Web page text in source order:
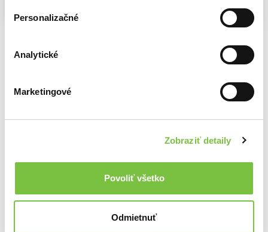
Personalizačné
Analytické
Marketingové
Zobraziť detaily
Povoliť všetko
Odmietnuť
Na sklade
5,50€
Na sklade
6,10€
Ďalšie z kategórie Encyklopédie pre deti
Viac z tejto kategórie